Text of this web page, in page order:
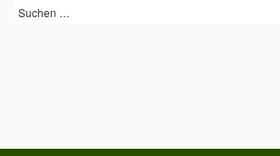
Zum